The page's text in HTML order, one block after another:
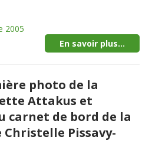
2005
En savoir plus...
photo de la
Attakus et
carnet de bord de la
Pissavy-